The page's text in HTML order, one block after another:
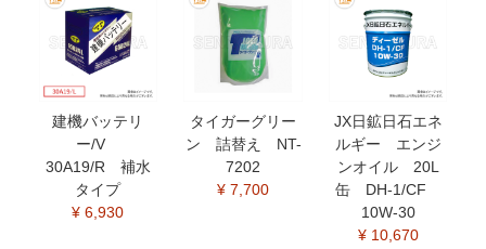
建機バッテリ
ー/V
30A19/R 補水
タイプ
¥ 6,930
タイガーグリー
ン 詰替え NT-
7202
¥ 7,700
JX日鉱日石エネ
ルギー エンジ
ンオイル 20L
缶 DH-1/CF
10W-30
¥ 10,670